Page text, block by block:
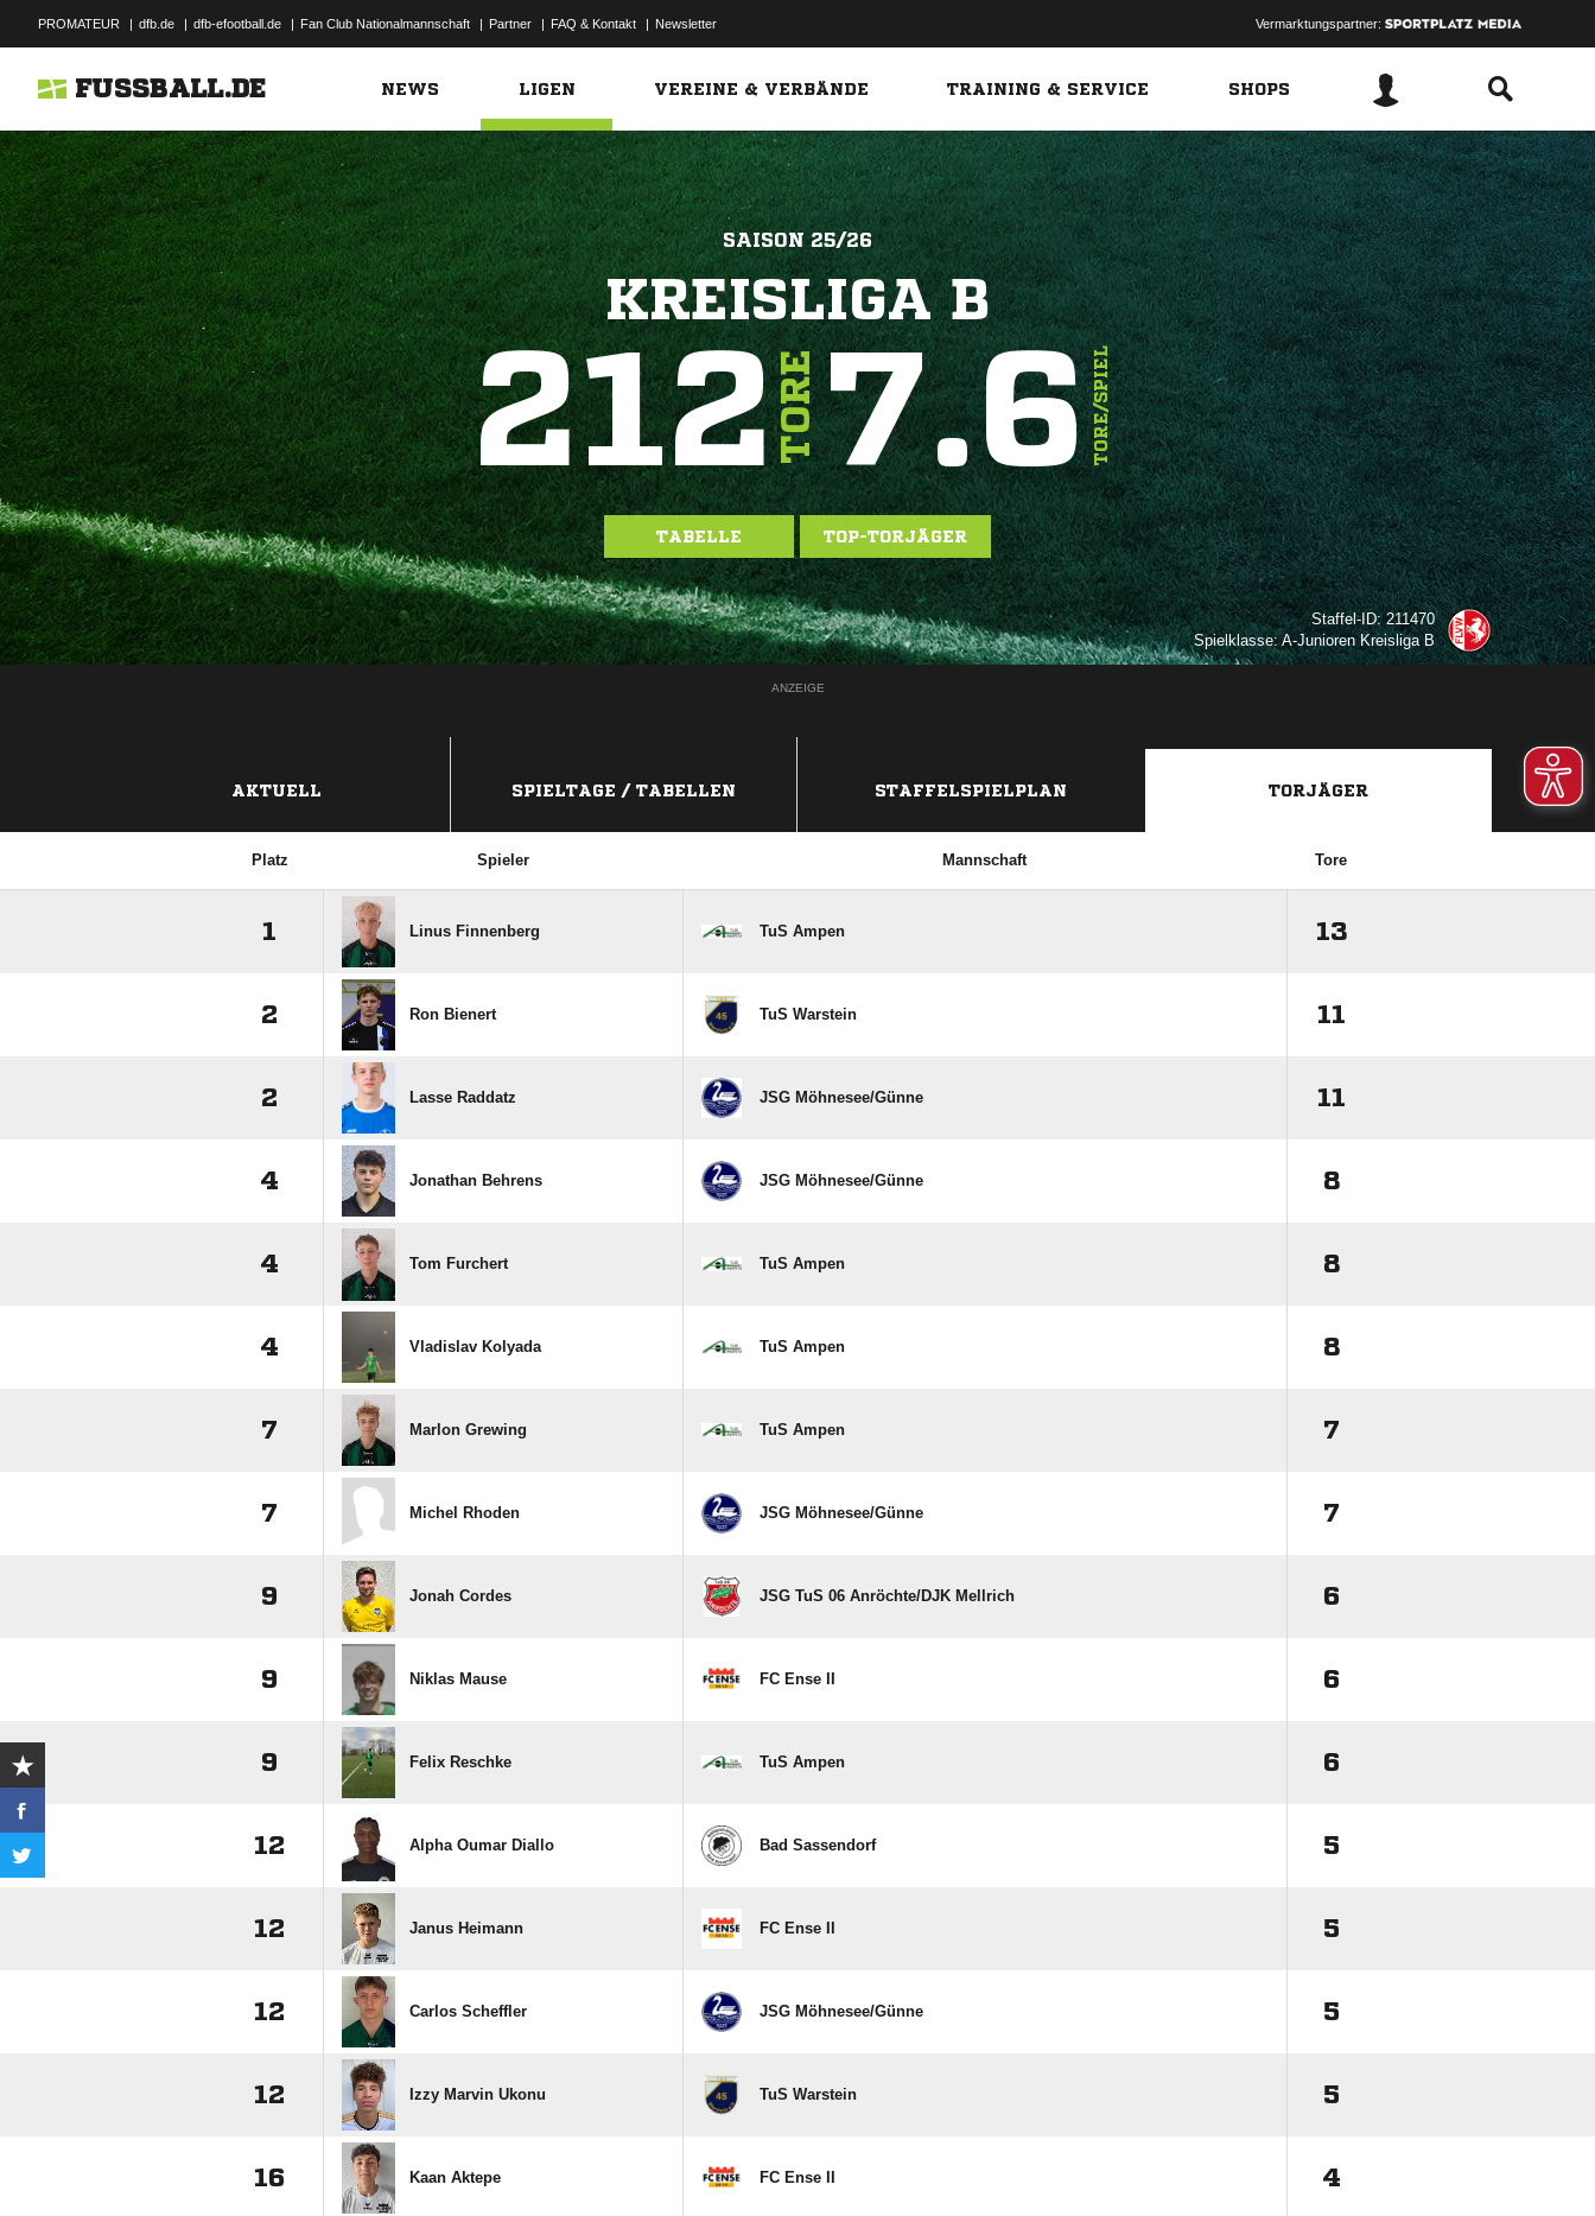
PROMATEUR | dfb.de | dfb-efootball.de | Fan Club Nationalmannschaft | Partner | FAQ & Kontakt | Newsletter Vermarktungspartner:
FUSSBALL.DE NEWS LIGEN VEREINE & VERBÄNDE TRAINING & SERVICE SHOPS
SAISON 25/26
KREISLIGA B
212TORE7.6TORE/SPIEL
TABELLE TOP-TORJÄGER
Staffel-ID: 211470
Spielklasse: A-Junioren Kreisliga B
ANZEIGE
AKTUELL SPIELTAGE / TABELLEN STAFFELSPIELPLAN TORJÄGER
Platz Spieler Mannschaft Tore
1 Linus Finnenberg TuS Ampen 13
2 Ron Bienert TuS Warstein 11
2 Lasse Raddatz JSG Möhnesee/​Günne 11
4 Jonathan Behrens JSG Möhnesee/​Günne 8
4 Tom Furchert TuS Ampen 8
4 Vladislav Kolyada TuS Ampen 8
7 Marlon Grewing TuS Ampen 7
7 Michel Rhoden JSG Möhnesee/​Günne 7
9 Jonah Cordes JSG TuS 06 Anröchte/​DJK Mellrich 6
9 Niklas Mause FC Ense II 6
9 Felix Reschke TuS Ampen 6
12 Alpha Oumar Diallo Bad Sassendorf 5
12 Janus Heimann FC Ense II 5
12 Carlos Scheffler JSG Möhnesee/​Günne 5
12 Izzy Marvin Ukonu TuS Warstein 5
16 Kaan Aktepe FC Ense II 4